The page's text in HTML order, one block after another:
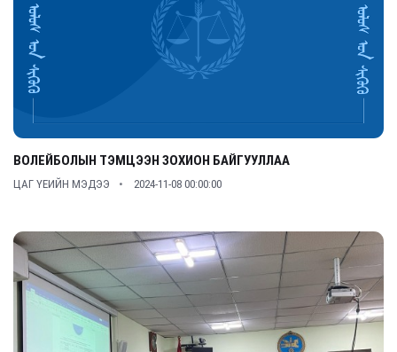
ВОЛЕЙБОЛЫН ТЭМЦЭЭН ЗОХИОН БАЙГУУЛЛАА
ЦАГ ҮЕИЙН МЭДЭЭ 2024-11-08 00:00:00